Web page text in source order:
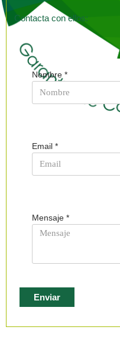
Contacta con ellos:
Nombre*
Email*
Mensaje*
Enviar